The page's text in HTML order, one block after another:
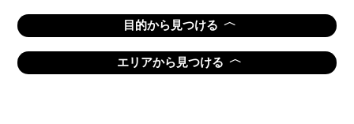
目的から見つける 〈
エリアから見つける 〈